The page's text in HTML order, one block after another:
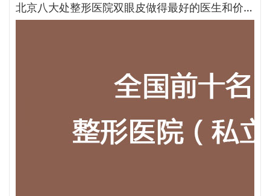
北京八大处整形医院双眼皮做得最好的医生和价格大全